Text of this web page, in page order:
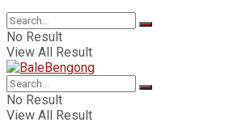
No Result
View All Result
No Result
View All Result